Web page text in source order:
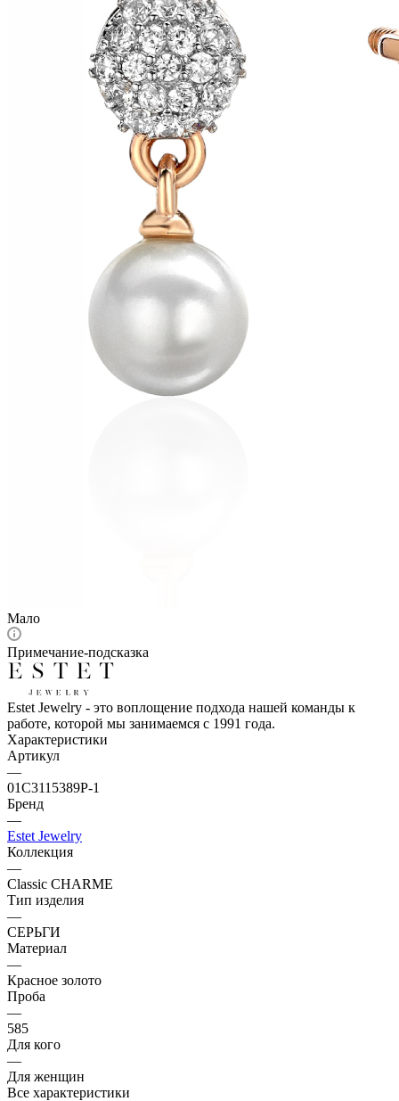
Мало
Примечание-подсказка
Estet Jewelry - это воплощение подхода нашей команды к
работе, которой мы занимаемся с 1991 года.
Характеристики
Артикул
—
01С3115389Р-1
Бренд
—
Estet Jewelry
Коллекция
—
Classic CHARME
Тип изделия
—
СЕРЬГИ
Материал
—
Красное золото
Проба
—
585
Для кого
—
Для женщин
Все характеристики